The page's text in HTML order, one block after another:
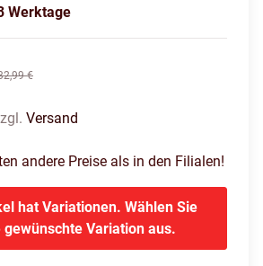
Werktage
€
Versand
andere Preise als in den Filialen!
hat Variationen. Wählen Sie
gewünschte Variation aus.